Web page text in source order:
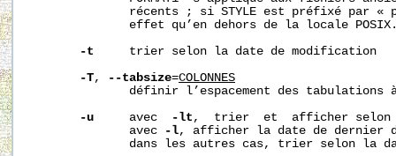
récents ; si STYLE est préfixé par «
effet qu’en dehors de la locale
-t
     trier selon la date de modification
-T, --tabsize=COLONNES
définir l’espacement des tabulations
-u
     avec
-lt ,  trier  et  afficher selon
              avec
-l, afficher la date de dernier
dans les autres cas, trier selon la